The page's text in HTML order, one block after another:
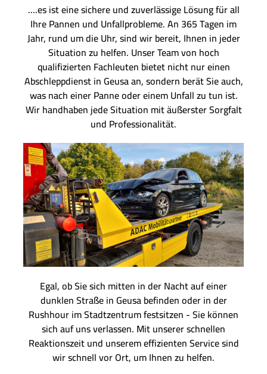
....es ist eine sichere und zuverlässige Lösung für all
Ihre Pannen und Unfallprobleme. An 365 Tagen im
Jahr, rund um die Uhr, sind wir bereit, Ihnen in jeder
Situation zu helfen. Unser Team von hoch
qualifizierten Fachleuten bietet nicht nur einen
Abschleppdienst in Geusa an, sondern berät Sie auch,
was nach einer Panne oder einem Unfall zu tun ist.
Wir handhaben jede Situation mit äußerster Sorgfalt
und Professionalität.
Egal, ob Sie sich mitten in der Nacht auf einer
dunklen Straße in Geusa befinden oder in der
Rushhour im Stadtzentrum festsitzen - Sie können
sich auf uns verlassen. Mit unserer schnellen
Reaktionszeit und unserem effizienten Service sind
wir schnell vor Ort, um Ihnen zu helfen.